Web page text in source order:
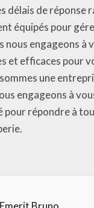
délais de réponse
équipés pour
nous engageons à
et efficaces pour
une
engageons à
pour répondre à